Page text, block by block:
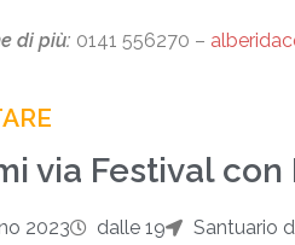
di più: 0141 556270 –
via Festival
2023 dalle 19 Santuario